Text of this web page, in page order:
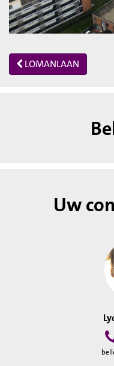
LOMANLAAN
Uw